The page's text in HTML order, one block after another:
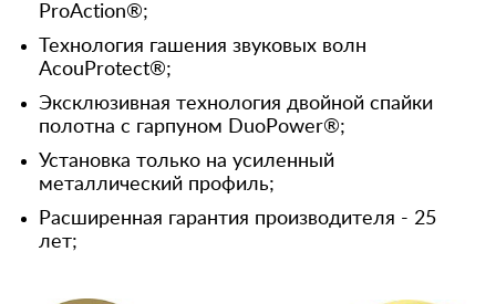
ProAction®;
Технология гашения звуковых волн
AcouProtect®;
Эксклюзивная технология двойной спайки
полотна с гарпуном DuoPower®;
Установка только на усиленный
металлический профиль;
Расширенная гарантия производителя - 25
лет;